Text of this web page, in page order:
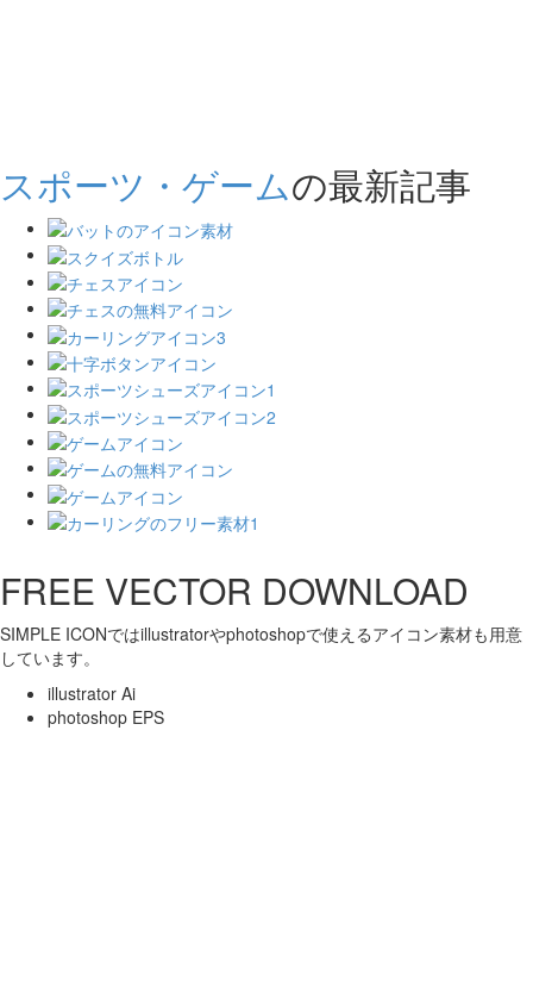
スポーツ・ゲームの最新記事
FREE VECTOR DOWNLOAD
SIMPLE ICONではillustratorやphotoshopで使えるアイコン素材も用意
しています。
illustrator Ai
photoshop EPS